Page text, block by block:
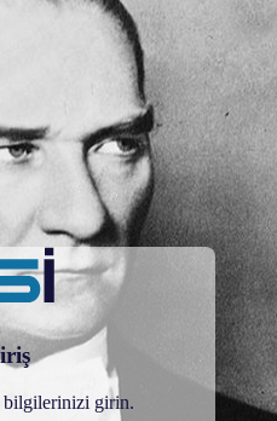
bilgilerinizi girin.